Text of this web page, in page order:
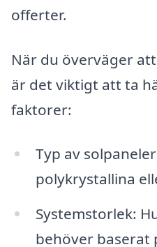
offerter.
När du överväger
är det viktigt att ta
faktorer:
Typ av
polykrystallina
Systemstorlek:
behöver baserat